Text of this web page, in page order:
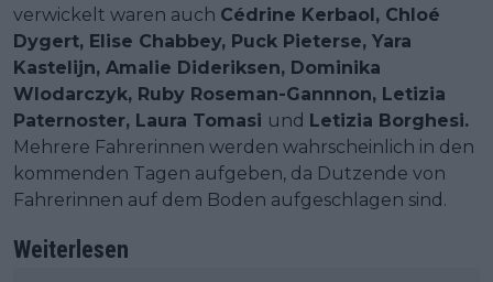
verwickelt waren auch Cédrine Kerbaol, Chloé
Dygert, Elise Chabbey, Puck Pieterse, Yara
Kastelijn, Amalie Dideriksen, Dominika
Wlodarczyk, Ruby Roseman-Gannnon, Letizia
Paternoster, Laura Tomasi und Letizia Borghesi.
Mehrere Fahrerinnen werden wahrscheinlich in den
kommenden Tagen aufgeben, da Dutzende von
Fahrerinnen auf dem Boden aufgeschlagen sind.
Weiterlesen